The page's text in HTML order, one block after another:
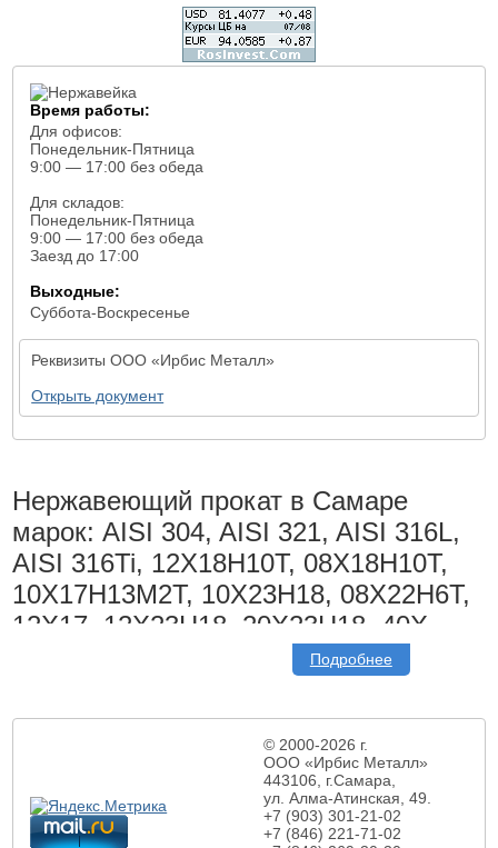
Время работы:
Для офисов:
Понедельник-Пятница
9:00 — 17:00 без обеда
Для складов:
Понедельник-Пятница
9:00 — 17:00 без обеда
Заезд до 17:00
Выходные:
Суббота-Воскресенье
Реквизиты ООО «Ирбис Металл»
Открыть документ
Нержавеющий прокат в Самаре
марок: AISI 304, AISI 321, AISI 316L,
AISI 316Ti, 12Х18Н10Т, 08Х18Н10Т,
10Х17Н13М2Т, 10Х23Н18, 08Х22Н6Т,
12Х17, 12Х23Н18, 20Х23Н18, 40Х,
40Х13, 30Х13, 20Х13. Продажа по
города Поволжья и Казахстана
Для производства деталей, работающих в агрессивной среде
или при сложных температурных условиях, применяют
металлопрокат нержавеющий. Его главными преимуществами
являются устойчивость к коррозии, высокая жаропрочность и
морозостойкость. Антикоррозионная способность проката из
Подробнее
© 2000-2026 г.
ООО «Ирбис Металл»
443106, г.Самара,
ул. Алма-Атинская, 49.
+7 (903) 301-21-02
+7 (846) 221-71-02